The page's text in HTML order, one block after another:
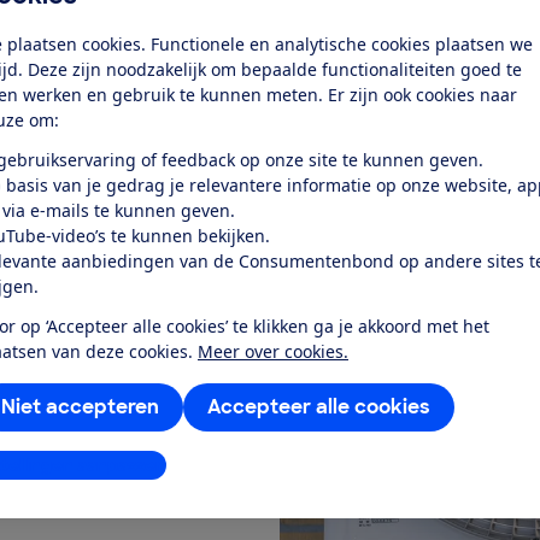
plaatsen cookies. Functionele en analytische cookies plaatsen we
Deze zijn noodzakelijk om bepaalde functionaliteiten goed te
werken en gebruik te kunnen meten. Er zijn ook cookies naar
om:
of feedback op onze site te kunnen geven.
basis van je gedrag je relevantere informatie op onze website,
e-mails te kunnen geven.
video’s te kunnen bekijken.
aanbiedingen van de Consumentenbond op andere sites
op ‘Accepteer alle cookies’ te klikken ga je akkoord met het
van deze cookies. Meer over cookies.
Accepteer alle cookies
Niet accepteren
aanpassen
ingewikkeld en hoeft
voor koolmonoxide, er
om en er verslijten veel
checkt. Ziet het
goed? Zie je of hoor je
moet eens per 3 jaar
is het verstandig
Dat kun je het best
Het koudemiddel